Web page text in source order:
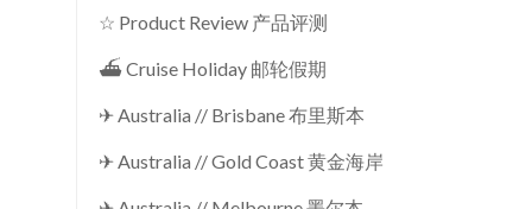
☆ Product Review 产品评测
⛴ Cruise Holiday 邮轮假期
✈ Australia // Brisbane 布里斯本
✈ Australia // Gold Coast 黄金海岸